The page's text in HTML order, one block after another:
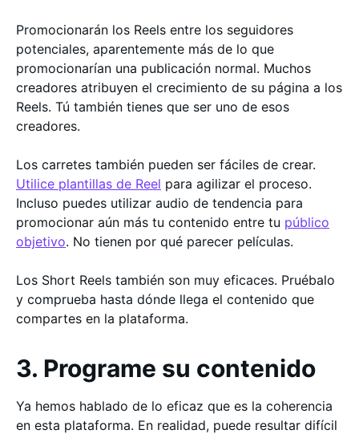
Promocionarán los Reels entre los seguidores
potenciales, aparentemente más de lo que
promocionarían una publicación normal. Muchos
creadores atribuyen el crecimiento de su página a los
Reels. Tú también tienes que ser uno de esos
creadores.
Los carretes también pueden ser fáciles de crear.
Utilice plantillas de Reel para agilizar el proceso.
Incluso puedes utilizar audio de tendencia para
promocionar aún más tu contenido entre tu público
objetivo. No tienen por qué parecer películas.
Los Short Reels también son muy eficaces. Pruébalo
y comprueba hasta dónde llega el contenido que
compartes en la plataforma.
3. Programe su contenido
Ya hemos hablado de lo eficaz que es la coherencia
en esta plataforma. En realidad, puede resultar difícil